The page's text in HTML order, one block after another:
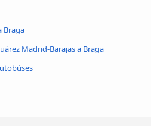
Braga
Madrid-Barajas a Braga